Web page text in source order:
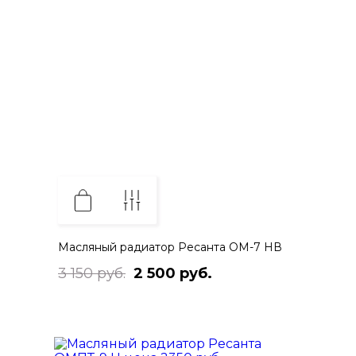
Масляный радиатор Ресанта ОМ-7 НВ
3 150 руб. 2 500 руб.